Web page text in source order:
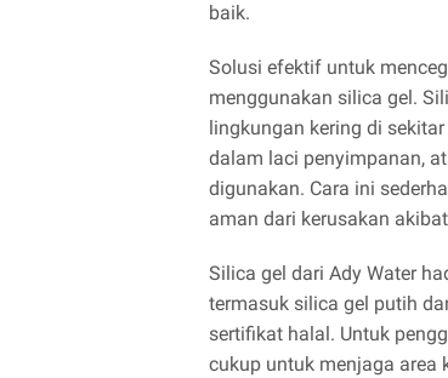
baik.
Solusi efektif untuk
menggunakan silica gel.
lingkungan kering di
dalam laci penyimpanan,
digunakan. Cara ini
aman dari kerusakan
Silica gel dari Ady Water
termasuk silica gel putih
sertifikat halal. Untuk
cukup untuk menjaga area